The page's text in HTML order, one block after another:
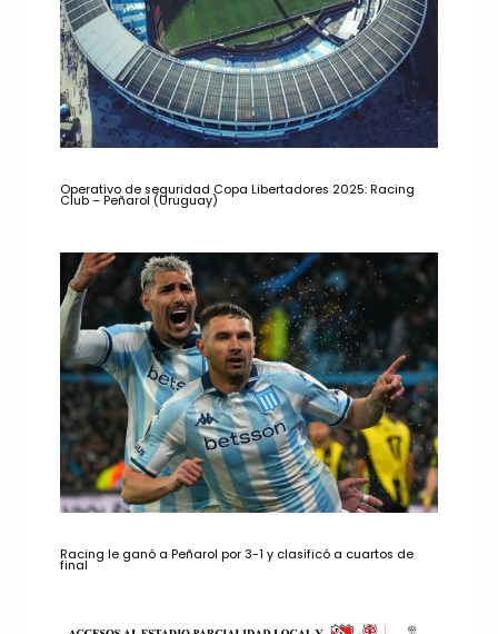
Operativo de seguridad Copa Libertadores 2025: Racing
Club – Peñarol (Uruguay)
Racing le ganó a Peñarol por 3-1 y clasificó a cuartos de
final